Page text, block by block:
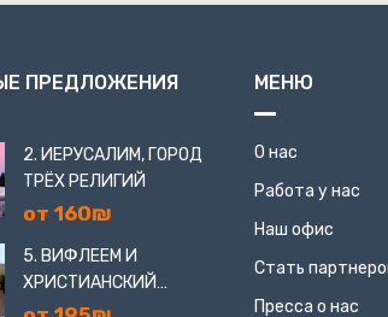
ПРЕДЛОЖЕНИЯ
2. ИЕРУСАЛИМ, ГОРОД
ТРЁХ РЕЛИГИЙ
от 160₪
5. ВИФЛЕЕМ И
ХРИСТИАНСКИЙ
ИЕРУСАЛИМ
МЕНЮ
О нас
Работа у нас
Наш офис
Стать
Пресса о нас